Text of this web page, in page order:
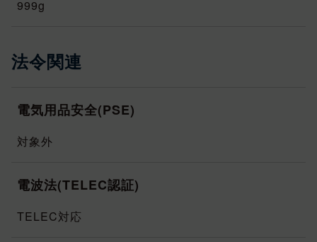
999g
法令関連
電気用品安全(PSE)
対象外
電波法(TELEC認証)
TELEC対応